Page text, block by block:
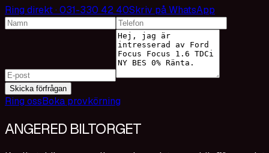
Ring direkt · 031-330 42 40Skriv på WhatsApp
Skicka förfrågan
Ring ossBoka provkörning
ANGERED BILTORGET